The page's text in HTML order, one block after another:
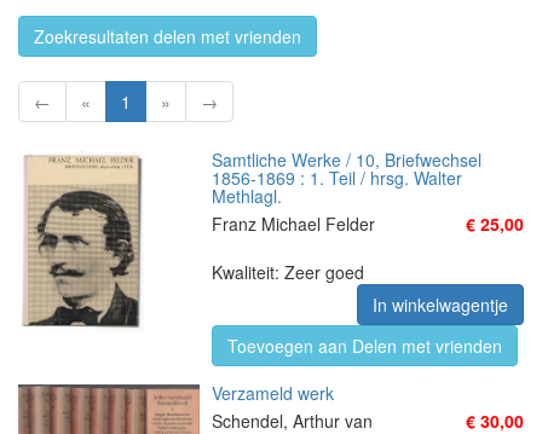
Zoekresultaten delen met vrienden
← « 1 » →
Samtliche Werke / 10, Briefwechsel
1856-1869 : 1. Teil / hrsg. Walter
Methlagl.
Franz Michael Felder
€ 25,00
Kwaliteit: Zeer goed
In winkelwagentje
Toevoegen aan Delen met vrienden
Verzameld werk
Schendel, Arthur van
€ 30,00